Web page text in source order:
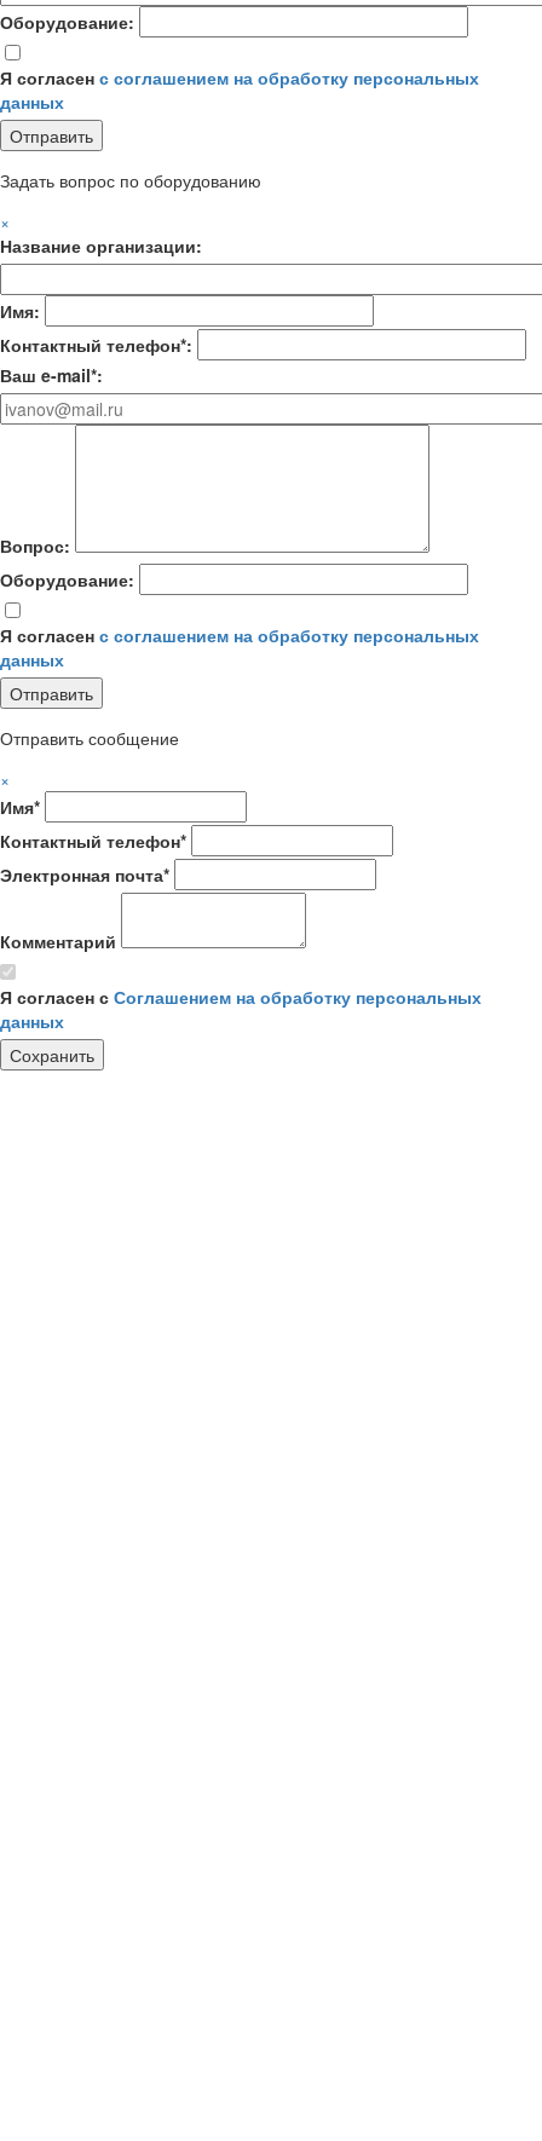
Оборудование:
Я согласен с соглашением на обработку персональных
данных
Задать вопрос по оборудованию
×
Название организации:
Имя:
Контактный телефон*:
Ваш e-mail*:
Вопрос:
Оборудование:
Я согласен с соглашением на обработку персональных
данных
Отправить сообщение
×
Имя*
Контактный телефон*
Электронная почта*
Комментарий
Я согласен с Соглашением на обработку персональных
данных